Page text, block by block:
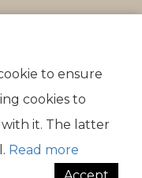
to ensure
cookies to
it. The latter
Read more
Rights Reserved.